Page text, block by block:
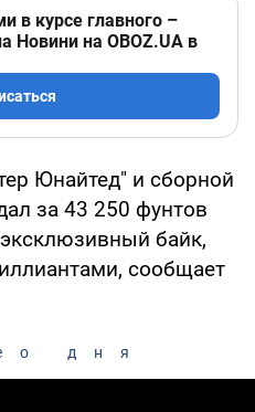
в курсе главного –
Новини на OBOZ.UA в
Юнайтед" и сборной
за 43 250 фунтов
байк,
сообщает
дня